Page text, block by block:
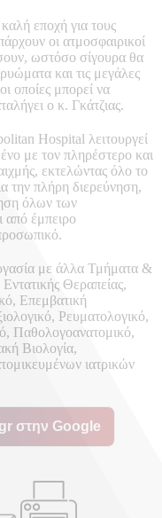
εποχή για τους
οι ατμοσφαιρικοί
ωστόσο σίγουρα θα
και τις μεγάλες
οποίες μπορεί να
ο κ. Γκάτζιας.
Hospital λειτουργεί
με τον πληρέστερο και
εκτελώντας όλο το
την πλήρη διερεύνηση,
όλων των
από έμπειρο
με άλλα Τμήματα &
Θεραπείας,
Επεμβατική
Ρευματολογικό,
Παθολογοανατομικό,
Βιολογία,
ιατρικών
στην Google